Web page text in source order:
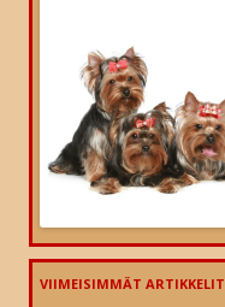
VIIMEISIMMÄT ARTIKKELIT